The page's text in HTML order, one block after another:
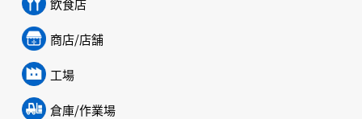
商店/店舗
工場
倉庫/作業場